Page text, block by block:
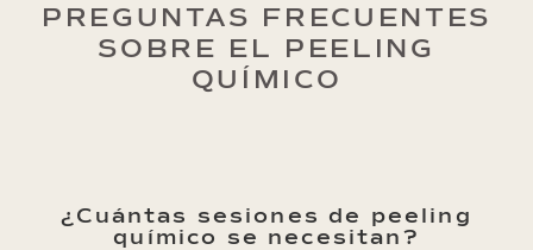
PREGUNTAS FRECUENTES
SOBRE EL PEELING
QUÍMICO
¿Cuántas sesiones de peeling
químico se necesitan?